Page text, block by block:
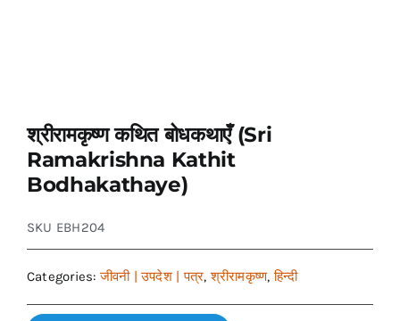
श्रीरामकृष्ण कथित बोधकथाएँ (Sri
Ramakrishna Kathit
Bodhakathaye)
SKU EBH204
Categories:जीवनी | उपदेश | पत्र,श्रीरामकृष्ण,हिन्दी